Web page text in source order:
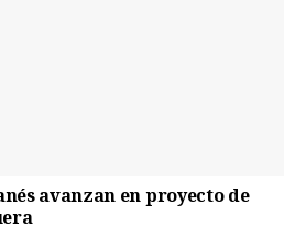
avanzan en proyecto de